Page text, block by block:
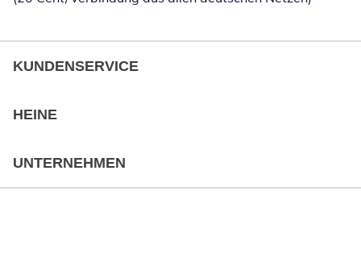
KUNDENSERVICE
HEINE
UNTERNEHMEN